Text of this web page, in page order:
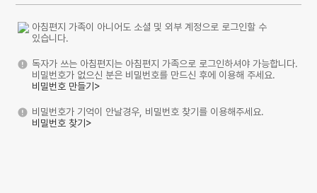
아침편지 가족이 아니어도 소셜 및 외부 계정으로 로그인할 수
있습니다.
독자가 쓰는 아침편지는 아침편지 가족으로 로그인하셔야 가능합니다.
비밀번호가 없으신 분은 비밀번호를 만드신 후에 이용해 주세요.
비밀번호 만들기>
비밀번호가 기억이 안날경우, 비밀번호 찾기를 이용해주세요.
비밀번호 찾기>